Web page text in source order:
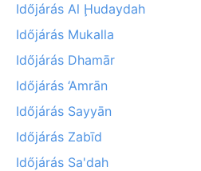
Időjárás Al Ḩudaydah
Időjárás Mukalla
Időjárás Dhamār
Időjárás ‘Amrān
Időjárás Sayyān
Időjárás Zabīd
Időjárás Sa'dah